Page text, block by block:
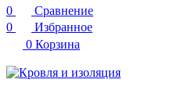
0
Сравнение
0
Избранное
0 Корзина